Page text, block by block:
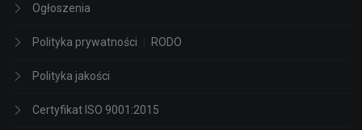
Ogłoszenia
Polityka prywatności RODO
Polityka jakości
Certyfikat ISO 9001:2015